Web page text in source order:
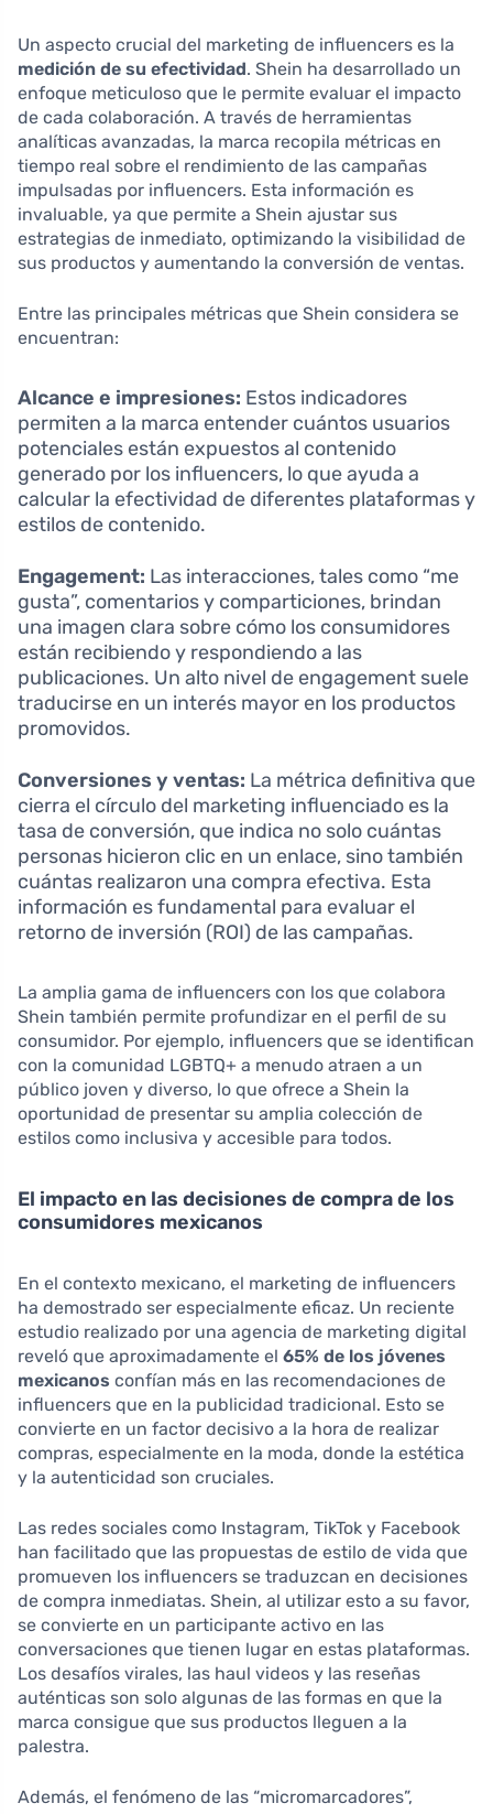
Un aspecto crucial del marketing de influencers es la
medición de su efectividad. Shein ha desarrollado un
enfoque meticuloso que le permite evaluar el impacto
de cada colaboración. A través de herramientas
analíticas avanzadas, la marca recopila métricas en
tiempo real sobre el rendimiento de las campañas
impulsadas por influencers. Esta información es
invaluable, ya que permite a Shein ajustar sus
estrategias de inmediato, optimizando la visibilidad de
sus productos y aumentando la conversión de ventas.
Entre las principales métricas que Shein considera se
encuentran:
Alcance e impresiones: Estos indicadores
permiten a la marca entender cuántos usuarios
potenciales están expuestos al contenido
generado por los influencers, lo que ayuda a
calcular la efectividad de diferentes plataformas y
estilos de contenido.
Engagement: Las interacciones, tales como “me
gusta”, comentarios y comparticiones, brindan
una imagen clara sobre cómo los consumidores
están recibiendo y respondiendo a las
publicaciones. Un alto nivel de engagement suele
traducirse en un interés mayor en los productos
promovidos.
Conversiones y ventas: La métrica definitiva que
cierra el círculo del marketing influenciado es la
tasa de conversión, que indica no solo cuántas
personas hicieron clic en un enlace, sino también
cuántas realizaron una compra efectiva. Esta
información es fundamental para evaluar el
retorno de inversión (ROI) de las campañas.
La amplia gama de influencers con los que colabora
Shein también permite profundizar en el perfil de su
consumidor. Por ejemplo, influencers que se identifican
con la comunidad LGBTQ+ a menudo atraen a un
público joven y diverso, lo que ofrece a Shein la
oportunidad de presentar su amplia colección de
estilos como inclusiva y accesible para todos.
El impacto en las decisiones de compra de los
consumidores mexicanos
En el contexto mexicano, el marketing de influencers
ha demostrado ser especialmente eficaz. Un reciente
estudio realizado por una agencia de marketing digital
reveló que aproximadamente el 65% de los jóvenes
mexicanos confían más en las recomendaciones de
influencers que en la publicidad tradicional. Esto se
convierte en un factor decisivo a la hora de realizar
compras, especialmente en la moda, donde la estética
y la autenticidad son cruciales.
Las redes sociales como Instagram, TikTok y Facebook
han facilitado que las propuestas de estilo de vida que
promueven los influencers se traduzcan en decisiones
de compra inmediatas. Shein, al utilizar esto a su favor,
se convierte en un participante activo en las
conversaciones que tienen lugar en estas plataformas.
Los desafíos virales, las haul videos y las reseñas
auténticas son solo algunas de las formas en que la
marca consigue que sus productos lleguen a la
palestra.
Además, el fenómeno de las “micromarcadores”,